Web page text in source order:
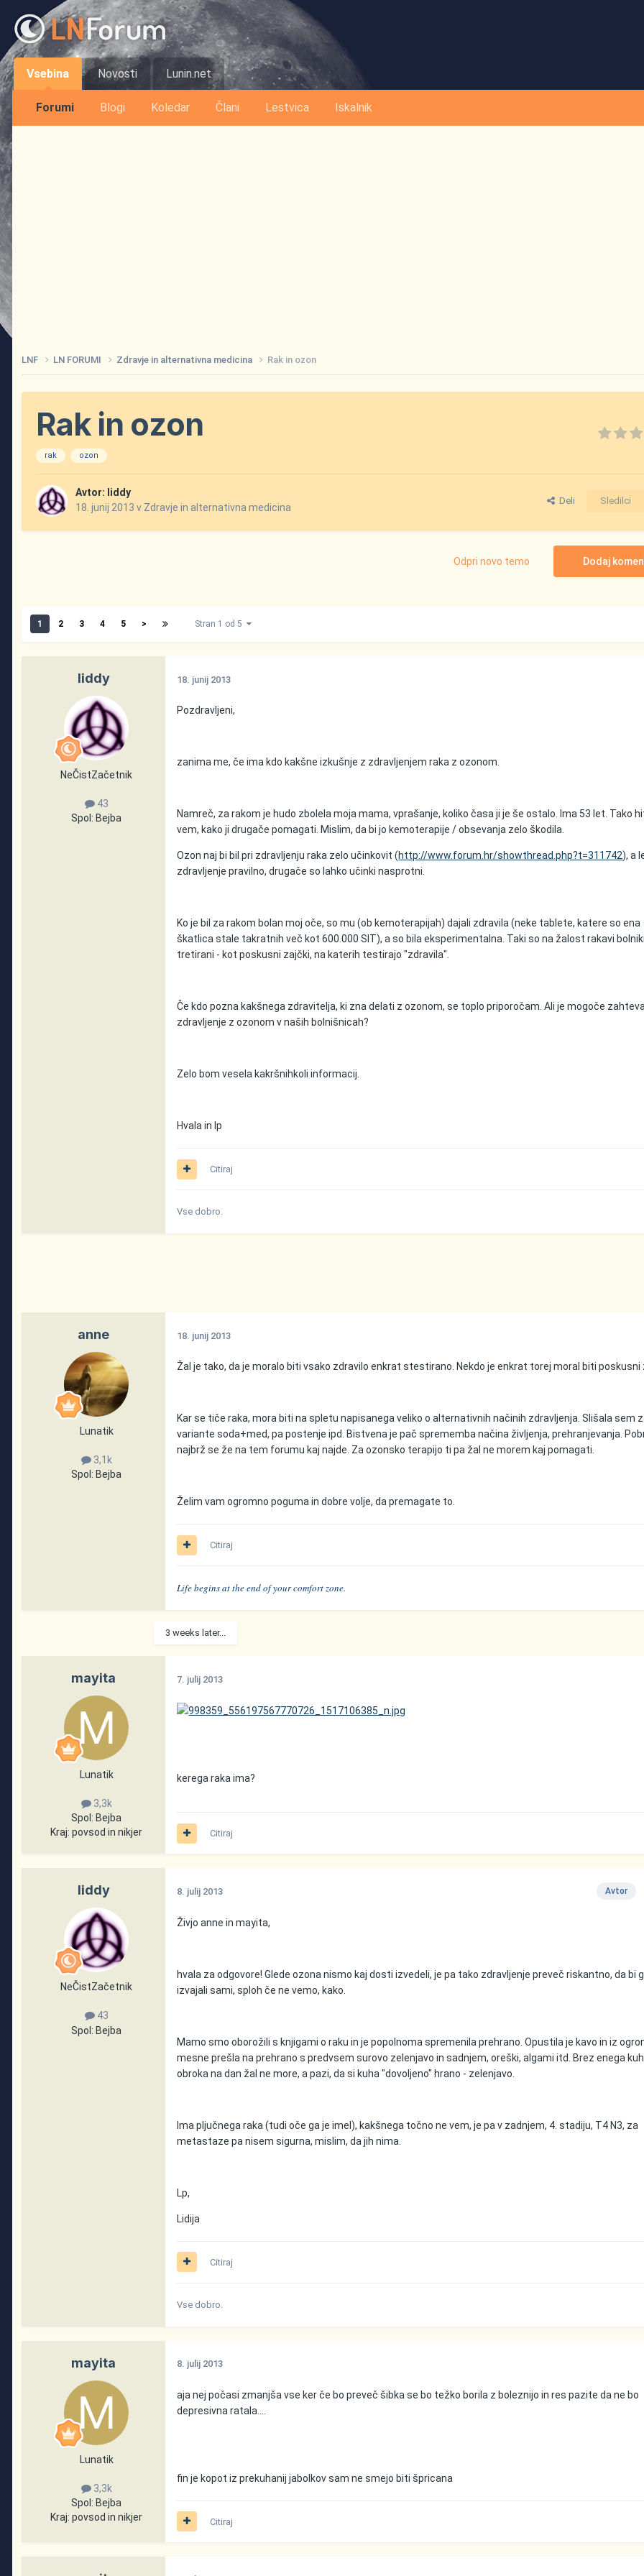
Vsebina
Forumi Blogi Koledar Člani Lestvica Iskalnik
Novosti Lunin.net
LNF LN FORUMI Zdravje in alternativna medicina Rak in ozon
Rak in ozon
rak ozon
Avtor: liddy
18. junij 2013 v Zdravje in alternativna medicina
Deli Sledilci
Dodaj
Odpri novo temo
1 2 3 4 5 > Stran 1 od 5
liddy
NeČistZačetnik
43
Spol: Bejba
18. junij 2013
Pozdravljeni,
zanima me, če ima kdo kakšne izkušnje z zdravljenjem raka z ozonom.
Namreč, za rakom je hudo zbolela moja mama, vprašanje, koliko časa ji je še ostalo. Ima 53 let. Tako
vem, kako ji drugače pomagati. Mislim, da bi jo kemoterapije / obsevanja zelo škodila.
Ozon naj bi bil pri zdravljenju raka zelo učinkovit (http://www.forum.hr/showthread.php?t=311742), a
zdravljenje pravilno, drugače so lahko učinki nasprotni.
Ko je bil za rakom bolan moj oče, so mu (ob kemoterapijah) dajali zdravila (neke tablete, katere so ena
škatlica stale takratnih več kot 600.000 SIT), a so bila eksperimentalna. Taki so na žalost rakavi
tretirani - kot poskusni zajčki, na katerih testirajo "zdravila".
Če kdo pozna kakšnega zdravitelja, ki zna delati z ozonom, se toplo priporočam. Ali je mogoče
zdravljenje z ozonom v naših bolnišnicah?
Zelo bom vesela kakršnihkoli informacij.
Hvala in lp
Citiraj
Vse dobro.
anne
Lunatik
3,1k
Spol: Bejba
18. junij 2013
Žal je tako, da je moralo biti vsako zdravilo enkrat stestirano. Nekdo je enkrat torej moral biti poskusni
Kar se tiče raka, mora biti na spletu napisanega veliko o alternativnih načinih zdravljenja. Slišala sem
variante soda+med, pa postenje ipd. Bistvena je pač sprememba načina življenja, prehranjevanja.
najbrž se že na tem forumu kaj najde. Za ozonsko terapijo ti pa žal ne morem kaj pomagati.
Želim vam ogromno poguma in dobre volje, da premagate to.
Citiraj
Life begins at the end of your comfort zone.
3 weeks later...
mayita
Lunatik
3,3k
Spol: Bejba
Kraj: povsod in nikjer
7. julij 2013
kerega raka ima?
Citiraj
liddy
NeČistZačetnik
43
Spol: Bejba
Avtor
8. julij 2013
Živjo anne in mayita,
hvala za odgovore! Glede ozona nismo kaj dosti izvedeli, je pa tako zdravljenje preveč riskantno, da bi
izvajali sami, sploh če ne vemo, kako.
Mamo smo oborožili s knjigami o raku in je popolnoma spremenila prehrano. Opustila je kavo in iz
mesne prešla na prehrano s predvsem surovo zelenjavo in sadnjem, oreški, algami itd. Brez enega
obroka na dan žal ne more, a pazi, da si kuha "dovoljeno" hrano - zelenjavo.
Ima pljučnega raka (tudi oče ga je imel), kakšnega točno ne vem, je pa v zadnjem, 4. stadiju, T4 N3, za
metastaze pa nisem sigurna, mislim, da jih nima.
Lp,
Lidija
Citiraj
Vse dobro.
mayita
Lunatik
3,3k
Spol: Bejba
Kraj: povsod in nikjer
8. julij 2013
aja nej počasi zmanjša vse ker če bo preveč šibka se bo težko borila z boleznijo in res pazite da ne bo
depresivna ratala....
fin je kopot iz prekuhanij jabolkov sam ne smejo biti špricana
Citiraj